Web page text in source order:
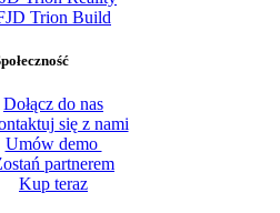
Trion Build
Dołącz do nas
się z nami
Umów demo
partnerem
Kup teraz